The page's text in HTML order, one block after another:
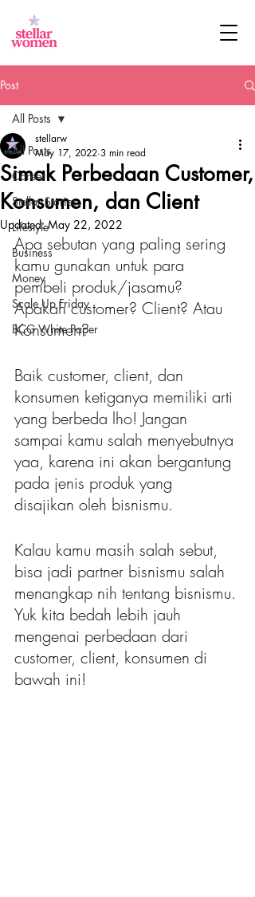
Post
All Posts
Career
Stellar Stories
Lifestyle
Business
Money
Scale Up Friday
BCG White Paper
All Posts
Simak Perbedaan Customer,
Konsumen, dan Client
stellarw
May 17, 2022 3 min read
Updated:May 22, 2022
Apa sebutan yang paling sering
kamu gunakan untuk para
pembeli produk/jasamu?
Apakah customer? Client? Atau
Konsumen?
Baik customer, client, dan
konsumen ketiganya memiliki arti
yang berbeda lho! Jangan
sampai kamu salah menyebutnya
yaa, karena ini akan bergantung
pada jenis produk yang
disajikan oleh bisnismu.
Kalau kamu masih salah sebut,
bisa jadi partner bisnismu salah
menangkap nih tentang bisnismu.
Yuk kita bedah lebih jauh
mengenai perbedaan dari
customer, client, konsumen di
bawah ini!